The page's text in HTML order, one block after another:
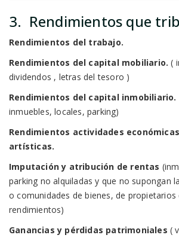
3. Rendimientos que
Rendimientos del trabajo.
Rendimientos del capital mobiliario. (
dividendos , letras del tesoro )
Rendimientos del capital inmobiliario.
inmuebles, locales, parking)
Rendimientos actividades
artísticas.
Imputación y atribución de rentas
parking no alquiladas y que no supongan
o comunidades de bienes, de propietarios
rendimientos)
Ganancias y pérdidas patrimoniales (